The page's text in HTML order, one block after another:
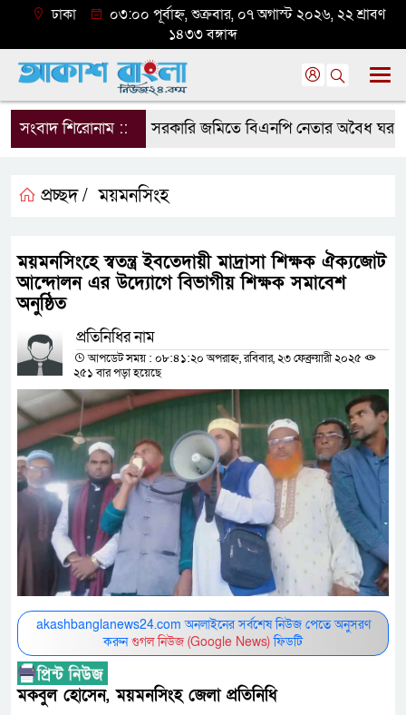
ঢাকা
০৩:০০ পূর্বাহ্ন, শুক্রবার, ০৭ অগাস্ট ২০২৬, ২২ শ্রাবণ
১৪৩৩ বঙ্গাব্দ
সংবাদ শিরোনাম ::সরকারি জমিতে বিএনপি নেতার অবৈধ ঘর
প্রচ্ছদ / ময়মনসিংহ
ময়মনসিংহে স্বতন্ত্র ইবতেদায়ী মাদ্রাসা শিক্ষক ঐক্যজোট
আন্দোলন এর উদ্যোগে বিভাগীয় শিক্ষক সমাবেশ
অনুষ্ঠিত
প্রতিনিধির নাম
আপডেট সময় : ০৮:৪১:২০ অপরাহ্ন, রবিবার, ২৩ ফেব্রুয়ারী ২০২৫
২৫১ বার পড়া হয়েছে
akashbanglanews24.com অনলাইনের সর্বশেষ নিউজ পেতে অনুসরণ
করুনগুগল নিউজ (Google News)ফিডটি
মকবুল হোসেন, ময়মনসিংহ জেলা প্রতিনিধি